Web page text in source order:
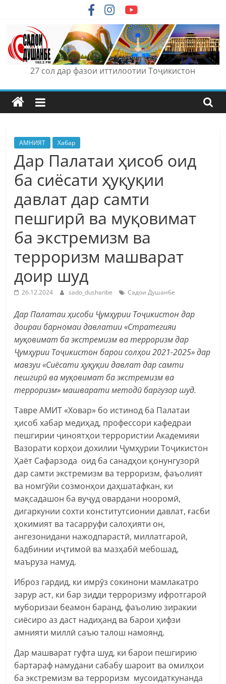
content
27 сол дар фазои иттилоотии Тоҷикистон
АМНИЯТ Хабар
Дар Палатаи ҳисоб оид
ба сиёсати ҳуқуқии
давлат дар самти
пешгирӣ ва муқовимат
ба экстремизм ва
терроризм машварат
доир шуд
26.12.2024 sado_dushanbe Садои Душанбе
Дар Палатаи ҳисоби Ҷумҳурии Тоҷикистон дар
доираи барномаи давлатии «Стратегияи
муқовимат ба экстремизм ва терроризм дар
Ҷумҳурии Тоҷикистон барои солҳои 2021-2025» дар
мавзуи «Сиёсати ҳуқуқии давлат дар самти
пешгирӣ ва муқовимат ба экстремизм ва
терроризм» машварати методӣ баргузор шуд.
Тавре АМИТ «Ховар» бо истинод ба Палатаи
ҳисоб хабар медиҳад, профессори кафедраи
пешгирии ҷиноятҳои террористии Академияи
Вазорати корҳои дохилии Ҷумҳурии Тоҷикистон
Ҳаёт Сафарзода оид ба санадҳои қонунгузорӣ
дар самти экстремизм ва терроризм, фаъолият
ва номгӯйи созмонҳои даҳшатафкан, ки
мақсадашон ба вуҷуд овардани нооромӣ,
дигаркунии сохти конститутсионии давлат, ғасби
ҳокимият ва тасарруфи салоҳияти он,
ангезонидани нажодпарастӣ, миллатгароӣ,
бадбинии иҷтимоӣ ва мазҳабӣ мебошад,
маъруза намуд.
Иброз гардид, ки имрӯз сокинони мамлакатро
зарур аст, ки бар зидди терроризму ифротгароӣ
муборизаи беамон баранд, фаъолию зиракии
сиёсиро аз даст надиҳанд ва барои ҳифзи
амнияти миллӣ саъю талош намоянд.
Дар машварат гуфта шуд, ки барои пешгирию
бартараф намудани сабабу шароит ва омилҳои
ба экстремизм ва терроризм мусоидаткунанда